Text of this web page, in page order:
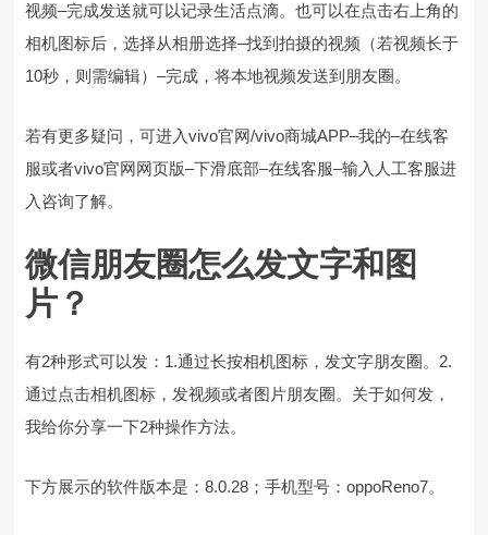
视频–完成发送就可以记录生活点滴。也可以在点击右上角的
相机图标后，选择从相册选择–找到拍摄的视频（若视频长于
10秒，则需编辑）–完成，将本地视频发送到朋友圈。
若有更多疑问，可进入vivo官网/vivo商城APP–我的–在线客
服或者vivo官网网页版–下滑底部–在线客服–输入人工客服进
入咨询了解。
微信朋友圈怎么发文字和图
片？
有2种形式可以发：1.通过长按相机图标，发文字朋友圈。2.
通过点击相机图标，发视频或者图片朋友圈。关于如何发，
我给你分享一下2种操作方法。
下方展示的软件版本是：8.0.28；手机型号：oppoReno7。